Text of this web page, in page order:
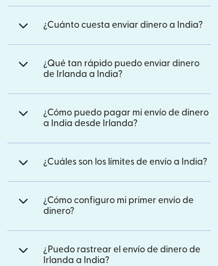
¿Cuánto cuesta enviar dinero a India?
¿Qué tan rápido puedo enviar dinero
de Irlanda a India?
¿Cómo puedo pagar mi envío de dinero
a India desde Irlanda?
¿Cuáles son los límites de envío a India?
¿Cómo configuro mi primer envío de
dinero?
¿Puedo rastrear el envío de dinero de
Irlanda a India?